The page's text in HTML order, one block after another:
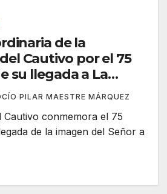
de la
Cautivo por el 75
su llegada a La
PILAR MAESTRE MÁRQUEZ
Cautivo conmemora el 75
de la imagen del Señor a